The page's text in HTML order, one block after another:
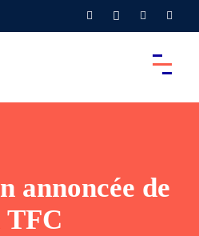
annoncée de
TFC